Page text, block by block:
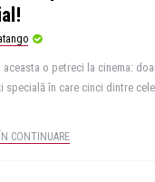
aceasta o petreci la cinema:
specială în care cinci dintre
CONTINUARE